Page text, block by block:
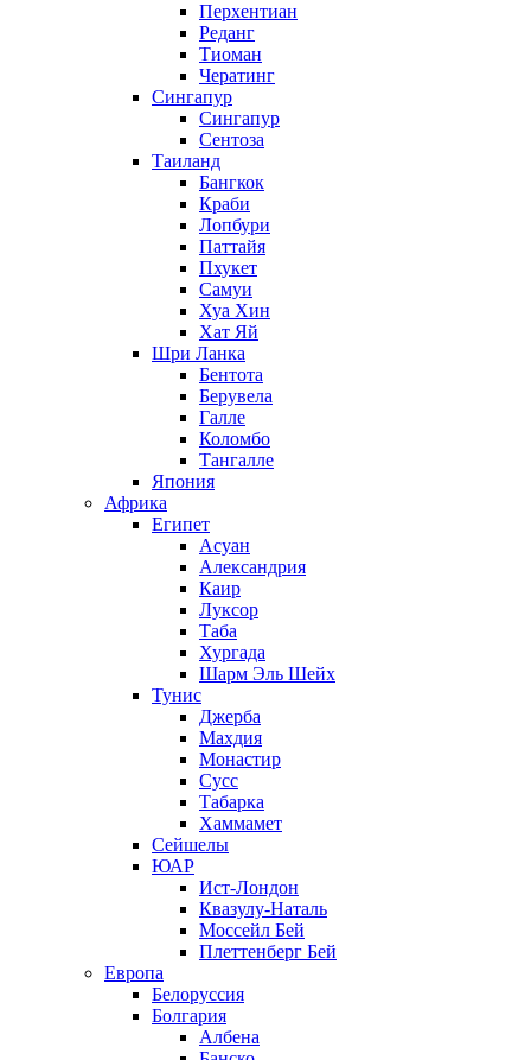
Перхентиан
Реданг
Тиоман
Чератинг
Сингапур
Сингапур
Сентоза
Таиланд
Бангкок
Краби
Лопбури
Паттайя
Пхукет
Самуи
Хуа Хин
Хат Яй
Шри Ланка
Бентота
Берувела
Галле
Коломбо
Тангалле
Япония
Африка
Египет
Асуан
Александрия
Каир
Луксор
Таба
Хургада
Шарм Эль Шейх
Тунис
Джерба
Махдия
Монастир
Сусс
Табарка
Хаммамет
Сейшелы
ЮАР
Ист-Лондон
Квазулу-Наталь
Моссейл Бей
Плеттенберг Бей
Европа
Белоруссия
Болгария
Албена